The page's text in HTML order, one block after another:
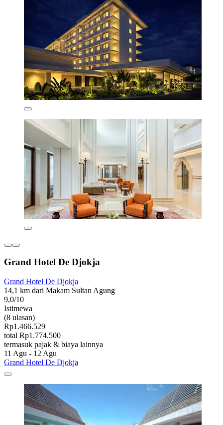
Grand Hotel De Djokja
Grand Hotel De Djokja
14,1 km dari Makam Sultan Agung
9,0/10
Istimewa
(8 ulasan)
Rp1.466.529
total Rp1.774.500
termasuk pajak & biaya lainnya
11 Agu - 12 Agu
Grand Hotel De Djokja